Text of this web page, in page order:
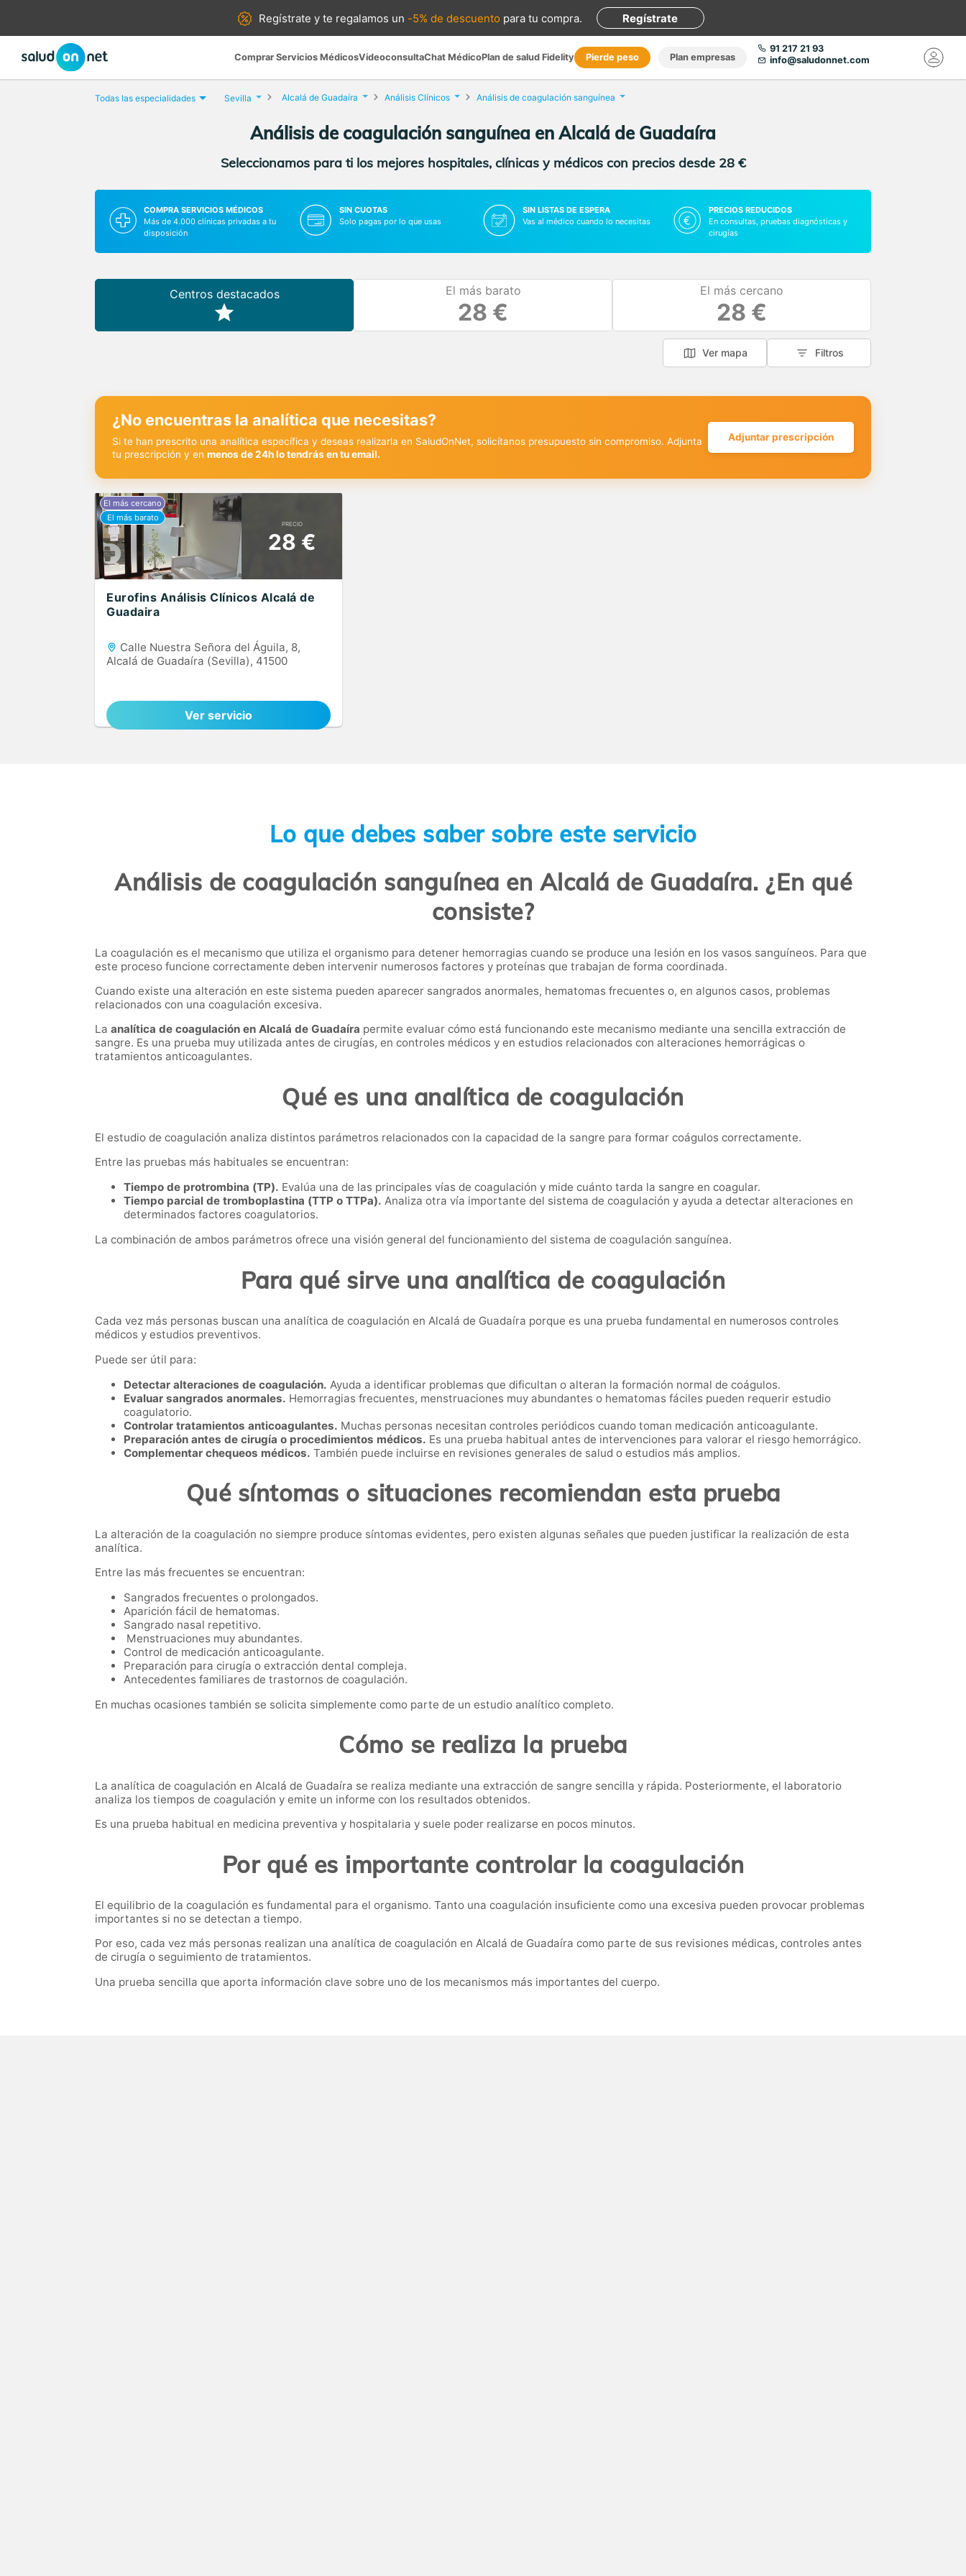
Regístrate yte regalamos un -5% de descuento para tu compra. Regístrate
Comprar Servicios MédicosVideoconsultaChat MédicoPlan de salud Fidelity Pierde peso Plan empresas
91 217 21 93
info@saludonnet.com
Todas las especialidades Sevilla Alcalá de Guadaíra Análisis Clínicos Análisis de coagulación sanguínea
Análisis de coagulación sanguínea en Alcalá de Guadaíra
Seleccionamos para ti los mejores hospitales, clínicas y médicos con precios desde 28 €
COMPRA SERVICIOS MÉDICOS
Más de 4.000 clínicas privadas a tu
disposición
SIN CUOTAS
Solo pagas por lo que usas
SIN LISTAS DE ESPERA
Vas al médico cuando lo necesitas
PRECIOS REDUCIDOS
En consultas, pruebas diagnósticas y
cirugías
Centros destacados El más barato
28 €
El más cercano
28 €
Ver mapa Filtros
¿No encuentras la analítica que necesitas?
Si te han prescrito una analítica específica y deseas realizarla en SaludOnNet, solicítanos presupuesto sin compromiso. Adjunta
tu prescripción y en menos de 24h lo tendrás en tu email.
Adjuntar prescripción
PRECIO
28 €
Eurofins Análisis Clínicos Alcalá de
Guadaira
Calle Nuestra Señora del Águila, 8,
Alcalá de Guadaíra (Sevilla), 41500
Ver servicio
Lo que debes saber sobre este servicio
Análisis de coagulación sanguínea en Alcalá de Guadaíra. ¿En qué
consiste?
La coagulación es el mecanismo que utiliza el organismo para detener hemorragias cuando se produce una lesión en los vasos sanguíneos. Para que
este proceso funcione correctamente deben intervenir numerosos factores y proteínas que trabajan de forma coordinada.
Cuando existe una alteración en este sistema pueden aparecer sangrados anormales, hematomas frecuentes o, en algunos casos, problemas
relacionados con una coagulación excesiva.
La analítica de coagulación en Alcalá de Guadaíra permite evaluar cómo está funcionando este mecanismo mediante una sencilla extracción de
sangre. Es una prueba muy utilizada antes de cirugías, en controles médicos y en estudios relacionados con alteraciones hemorrágicas o
tratamientos anticoagulantes.
Qué es una analítica de coagulación
El estudio de coagulación analiza distintos parámetros relacionados con la capacidad de la sangre para formar coágulos correctamente.
Entre las pruebas más habituales se encuentran:
Tiempo de protrombina (TP). Evalúa una de las principales vías de coagulación y mide cuánto tarda la sangre en coagular.
Tiempo parcial de tromboplastina (TTP o TTPa). Analiza otra vía importante del sistema de coagulación y ayuda a detectar alteraciones en
determinados factores coagulatorios.
La combinación de ambos parámetros ofrece una visión general del funcionamiento del sistema de coagulación sanguínea.
Para qué sirve una analítica de coagulación
Cada vez más personas buscan una analítica de coagulación en Alcalá de Guadaíra porque es una prueba fundamental en numerosos controles
médicos y estudios preventivos.
Puede ser útil para:
Detectar alteraciones de coagulación. Ayuda a identificar problemas que dificultan o alteran la formación normal de coágulos.
Evaluar sangrados anormales. Hemorragias frecuentes, menstruaciones muy abundantes o hematomas fáciles pueden requerir estudio
coagulatorio.
Controlar tratamientos anticoagulantes. Muchas personas necesitan controles periódicos cuando toman medicación anticoagulante.
Preparación antes de cirugía o procedimientos médicos. Es una prueba habitual antes de intervenciones para valorar el riesgo hemorrágico.
Complementar chequeos médicos. También puede incluirse en revisiones generales de salud o estudios más amplios.
Qué síntomas o situaciones recomiendan esta prueba
La alteración de la coagulación no siempre produce síntomas evidentes, pero existen algunas señales que pueden justificar la realización de esta
analítica.
Entre las más frecuentes se encuentran:
Sangrados frecuentes o prolongados.
Aparición fácil de hematomas.
Sangrado nasal repetitivo.
Menstruaciones muy abundantes.
Control de medicación anticoagulante.
Preparación para cirugía o extracción dental compleja.
Antecedentes familiares de trastornos de coagulación.
En muchas ocasiones también se solicita simplemente como parte de un estudio analítico completo.
Cómo se realiza la prueba
La analítica de coagulación en Alcalá de Guadaíra se realiza mediante una extracción de sangre sencilla y rápida. Posteriormente, el laboratorio
analiza los tiempos de coagulación y emite un informe con los resultados obtenidos.
Es una prueba habitual en medicina preventiva y hospitalaria y suele poder realizarse en pocos minutos.
Por qué es importante controlar la coagulación
El equilibrio de la coagulación es fundamental para el organismo. Tanto una coagulación insuficiente como una excesiva pueden provocar problemas
importantes si no se detectan a tiempo.
Por eso, cada vez más personas realizan una analítica de coagulación en Alcalá de Guadaíra como parte de sus revisiones médicas, controles antes
de cirugía o seguimiento de tratamientos.
Una prueba sencilla que aporta información clave sobre uno de los mecanismos más importantes del cuerpo.